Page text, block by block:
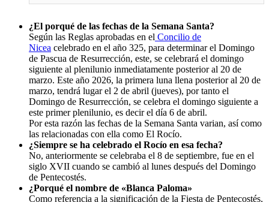
¿El porqué de las fechas de la Semana Santa?
Según las Reglas aprobadas en el Concilio de
Nicea celebrado en el año 325, para determinar el Domingo
de Pascua de Resurrección, este, se celebrará el domingo
siguiente al plenilunio inmediatamente posterior al 20 de
marzo. Este año 2026, la primera luna llena posterior al 20 de
marzo, tendrá lugar el 2 de abril (jueves), por tanto el
Domingo de Resurrección, se celebra el domingo siguiente a
este primer plenilunio, es decir el día 6 de abril.
Por esta razón las fechas de la Semana Santa varian, así como
las relacionadas con ella como El Rocío.
¿Siempre se ha celebrado el Rocío en esa fecha?
No, anteriormente se celebraba el 8 de septiembre, fue en el
siglo XVII cuando se cambió al lunes después del Domingo
de Pentecostés.
¿Porqué el nombre de «Blanca Paloma»
Como referencia a la significación de la Fiesta de Pentecostés,